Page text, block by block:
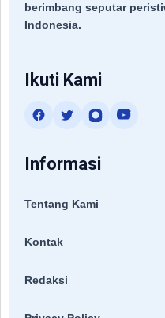
berimbang seputar
Indonesia.
Ikuti Kami
Informasi
Tentang Kami
Kontak
Redaksi